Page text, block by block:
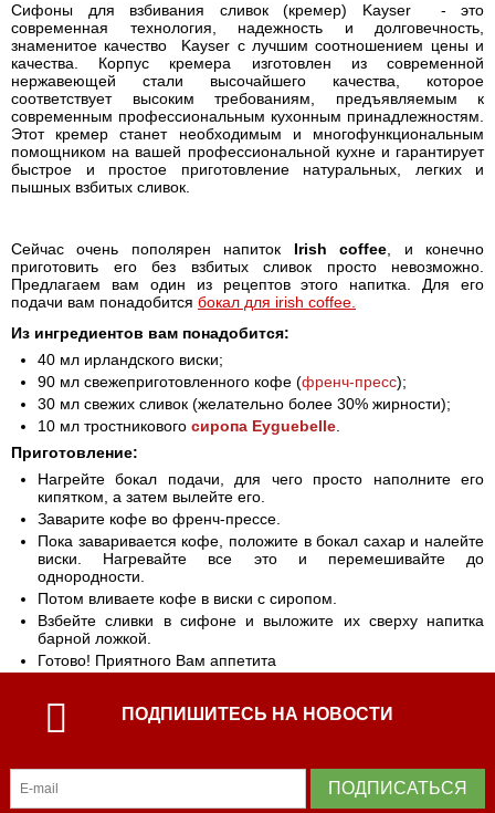
Сифоны для взбивания сливок (кремер) Kayser - это
современная технология, надежность и долговечность,
знаменитое качество Kayser с лучшим соотношением цены и
качества. Корпус кремера изготовлен из современной
нержавеющей стали высочайшего качества, которое
соответствует высоким требованиям, предъявляемым к
современным профессиональным кухонным принадлежностям.
Этот кремер станет необходимым и многофункциональным
помощником на вашей профессиональной кухне и гарантирует
быстрое и простое приготовление натуральных, легких и
пышных взбитых сливок.
Сейчас очень пополярен напиток Irish coffee , и конечно
приготовить его без взбитых сливок просто невозможно.
Предлагаем вам один из рецептов этого напитка. Для его
подачи вам понадобится бокал для irish coffee.
Из ингредиентов вам понадобится:
40 мл ирландского виски;
90 мл свежеприготовленного кофе (френч-пресс);
30 мл свежих сливок (желательно более 30% жирности);
10 мл тростникового сиропа Eyguebelle
Приготовление:
Нагрейте бокал подачи, для чего просто наполните его
кипятком, а затем вылейте его.
Заварите кофе во френч-прессе.
Пока заваривается кофе, положите в бокал сахар и налейте
виски. Нагревайте все это и перемешивайте до
однородности.
Потом вливаете кофе в виски с сиропом.
Взбейте сливки в сифоне и выложите их сверху напитка
барной ложкой.
Готово! Приятного Вам аппетита
ПОДПИШИТЕСЬ НА НОВОСТИ
ПОДПИСАТЬСЯ